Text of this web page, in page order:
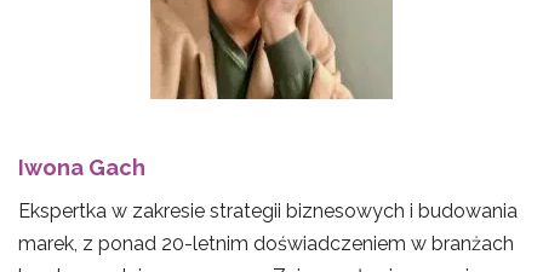
Iwona Gach
Ekspertka w zakresie strategii biznesowych i budowania
marek, z ponad 20-letnim doświadczeniem w branżach